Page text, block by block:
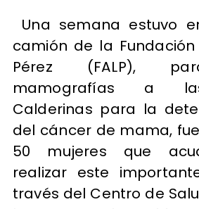
Una semana estuvo
camión de la Fundación
Pérez (FALP),
mamografías a
Calderinas para la
del cáncer de mama,
50 mujeres que
realizar este
través del Centro de